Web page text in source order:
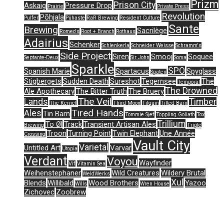
Askaig Prairie Pressure Drop Prison City Private Press Prizm
Pulfer Põhjala Pühaste RaR Brewing Resident Culture Revolution
Brewing Romeo's Root + Branch Rothaus Sacrilège Sante
Adairius Schenker Schlenkerla Schneider Weisse Schramm's
Septante-Deux Side ProjectSiren Sir John Smooj Soma Soquee
Spanish Marie SparkleSpartacus Spaten SPO Spyglass
Stigbergets Sudden Death SureshotTegernsee Temporal The
Ale ApothecaryThe Bitter Truth The BrueryThe Drowned
Lands The Kernel The Veil Third Moon Tilquin Tilted Barn Timber
Ales Tin Barn Tired Hands Tommie Sjef Toppling Goliath Tox
Brewing To Øl TrackTransient Artisan Ales Trillium Triple
Crossing Troon Turning PointTwin ElephantUne Année
Untitled Art Utopia Varietal VarvarVault City
Verdant Vif Vitamin Sea Voyou Wayfinder
Weihenstephaner WeldWerks Wild Creatures Wildery Brutal
Blends Willibald Wills Wood Brothers Wren House Xul Yazoo
Zichovec Zoobrew